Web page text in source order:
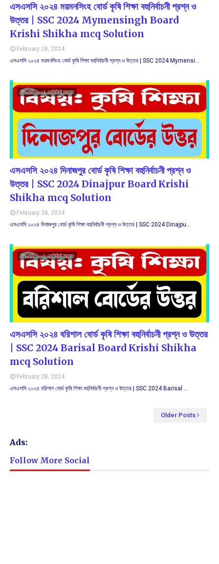
এসএসসি ২০২৪ ময়মনসিংহ বোর্ড কৃষি শিক্ষা বহুনির্বাচনী প্রশ্ন ও
উত্তর | SSC 2024 Mymensingh Board
Krishi Shikha mcq Solution
February 28, 2024
এসএসসি ২০২৪ ময়মনসিংহ বোর্ড কৃষি শিক্ষা বহুনির্বাচনী প্রশ্ন ও উত্তর | SSC 2024 Mymensi…
এসএসসি-২০২৪ এমসিকিউ সমাধান
এসএসসি ২০২৪ দিনাজপুর বোর্ড কৃষি শিক্ষা বহুনির্বাচনী প্রশ্ন ও
উত্তর | SSC 2024 Dinajpur Board Krishi
Shikha mcq Solution
February 28, 2024
এসএসসি ২০২৪ দিনাজপুর বোর্ড কৃষি শিক্ষা বহুনির্বাচনী প্রশ্ন ও উত্তর | SSC 2024 Dinajpu…
এসএসসি-২০২৪ এমসিকিউ সমাধান
এসএসসি ২০২৪ বরিশাল বোর্ড কৃষি শিক্ষা বহুনির্বাচনী প্রশ্ন ও উত্তর
| SSC 2024 Barisal Board Krishi Shikha
mcq Solution
February 28, 2024
এসএসসি ২০২৪ বরিশাল বোর্ড কৃষি শিক্ষা বহুনির্বাচনী প্রশ্ন ও উত্তর | SSC 2024 Barisal …
Older Posts
Ads:
Follow More Social